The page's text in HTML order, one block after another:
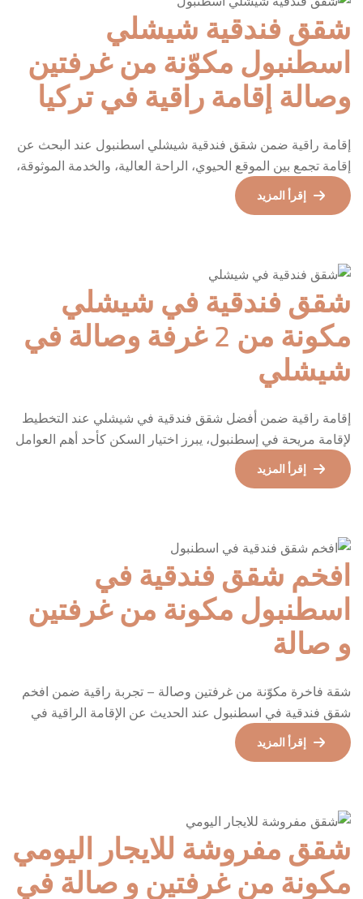
شقق فندقية شيشلي
اسطنبول مكوّنة من غرفتين
وصالة إقامة راقية في تركيا
إقامة راقية ضمن شقق فندقية شيشلي اسطنبول عند البحث عن
إقامة تجمع بين الموقع الحيوي، الراحة العالية، والخدمة الموثوقة،
فإن هذه الشقة الفندقية المكوّنة من غرفتي نوم وصالة واسعة تُعد
خيارًا مثاليًا ضمن فئة شقق فندقية شيشلي اسطنبول التي تلبي
إقرأ المزيد
شقق فندقية في شيشلي
مكونة من 2 غرفة وصالة في
شيشلي
إقامة راقية ضمن أفضل شقق فندقية في شيشلي عند التخطيط
لإقامة مريحة في إسطنبول، يبرز اختيار السكن كأحد أهم العوامل
المؤثرة في جودة التجربة بالكامل. هذه الشقة الفندقية المكوّنة
من غرفتي نوم وصالة واسعة تمثل خيارًا متوازنًا يجمع بين
إقرأ المزيد
افخم شقق فندقية في
اسطنبول مكونة من غرفتين
و صالة
شقة فاخرة مكوّنة من غرفتين وصالة – تجربة راقية ضمن افخم
شقق فندقية في اسطنبول عند الحديث عن الإقامة الراقية في
إسطنبول، فإن اختيار السكن يلعب دورًا محوريًا في جودة الرحلة
بالكامل. هذه الشقة الفاخرة المكوّنة من غرفتي نوم وصالة واسعة
إقرأ المزيد
شقق مفروشة للايجار اليومي
مكونة من غرفتين و صالة في